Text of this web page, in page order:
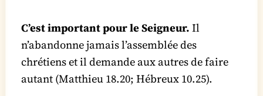
C’est important pour le Seigneur. Il
n’abandonne jamais l’assemblée des
chrétiens et il demande aux autres de faire
autant (Matthieu 18.20; Hébreux 10.25).